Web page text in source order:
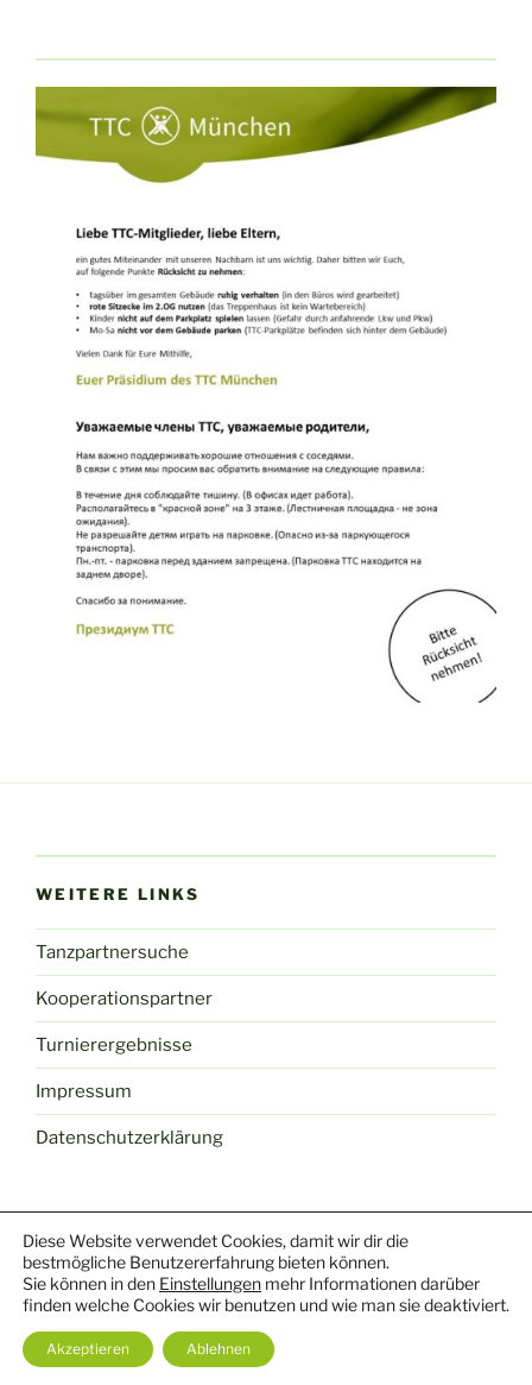
WEITERE LINKS
Tanzpartnersuche
Kooperationspartner
Turnierergebnisse
Impressum
Datenschutzerklärung
FacebookYoutubeMail Yelp Instagram
Datenschutzerklärung Stolz präsentiert von WordPress
Diese Website verwendet Cookies, damit wir dir die
bestmögliche Benutzererfahrung bieten können.
Sie können in den Einstellungen mehr Informationen darüber
finden welche Cookies wir benutzen und wie man sie deaktiviert.
Akzeptieren Ablehnen